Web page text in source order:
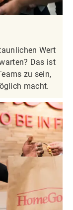
Wert
Das ist
zu sein,
macht.